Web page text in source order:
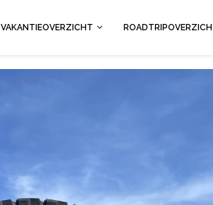
VAKANTIEOVERZICHT